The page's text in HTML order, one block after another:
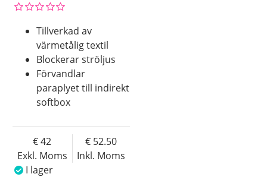
Tillverkad av
värmetålig textil
Blockerar ströljus
Förvandlar
paraplyet till indirekt
softbox
Exkl. Moms
42
Inkl. Moms
52.50
I lager